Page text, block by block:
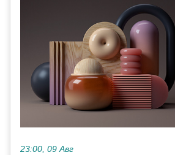
23:00, 09 Авг